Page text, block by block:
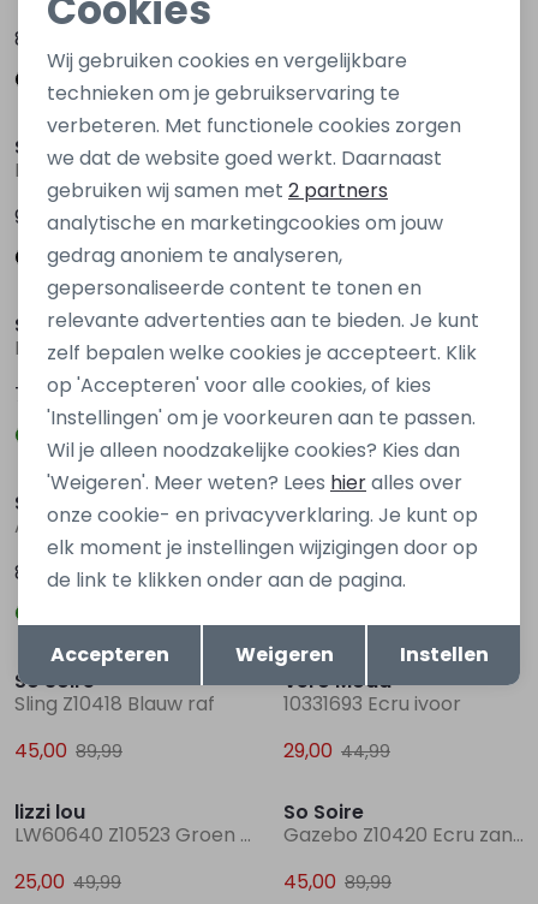
89,99
So Soire
Premium B W20372 Zwart
99,99
So Soire
99,99
So Soire
Frejus W20373 Groen
79,99
So Soire
79,99
So Soire
Arosa W20374 Groen olijf
89,99
So Soire
89,99
So Soire
Sling Z10418 Blauw raf
45,00 89,99
Vero Moda
10331693 Ecru ivoor
29,00 44,99
lizzi lou
LW60640 Z10523 Groen olijf
25,00 49,99
So Soire
Gazebo Z10420 Ecru zand
45,00 89,99
Noodzakelijke cookies
Personalisatie cookies
Analytische cookies
Marketing cookies
Terug Opslaan
Wij gebruiken cookies en vergelijkbare
technieken om je gebruikservaring te
verbeteren. Met functionele cookies zorgen
we dat de website goed werkt. Daarnaast
gebruiken wij samen met 2 partners
analytische en marketingcookies om jouw
gedrag anoniem te analyseren,
gepersonaliseerde content te tonen en
relevante advertenties aan te bieden. Je kunt
zelf bepalen welke cookies je accepteert. Klik
op 'Accepteren' voor alle cookies, of kies
'Instellingen' om je voorkeuren aan te passen.
Wil je alleen noodzakelijke cookies? Kies dan
'Weigeren'. Meer weten? Lees hieralles over
onze cookie- en privacyverklaring. Je kunt op
elk moment je instellingen wijzigingen door op
de link te klikken onder aan de pagina.
Accepteren Weigeren Instellen